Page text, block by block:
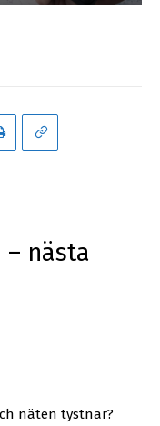
– nästa
näten tystnar?